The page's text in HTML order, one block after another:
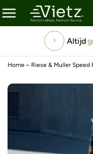
Altijd
Home – Riese & Muller Speed